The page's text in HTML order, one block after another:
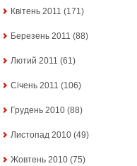
Квітень 2011 (171)
Березень 2011 (88)
Лютий 2011 (61)
Січень 2011 (106)
Грудень 2010 (88)
Листопад 2010 (49)
Жовтень 2010 (75)